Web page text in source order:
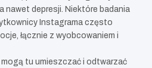
nawet depresji. Niektóre badania
Instagrama często
łącznie z wyobcowaniem i
tu umieszczać i odtwarzać